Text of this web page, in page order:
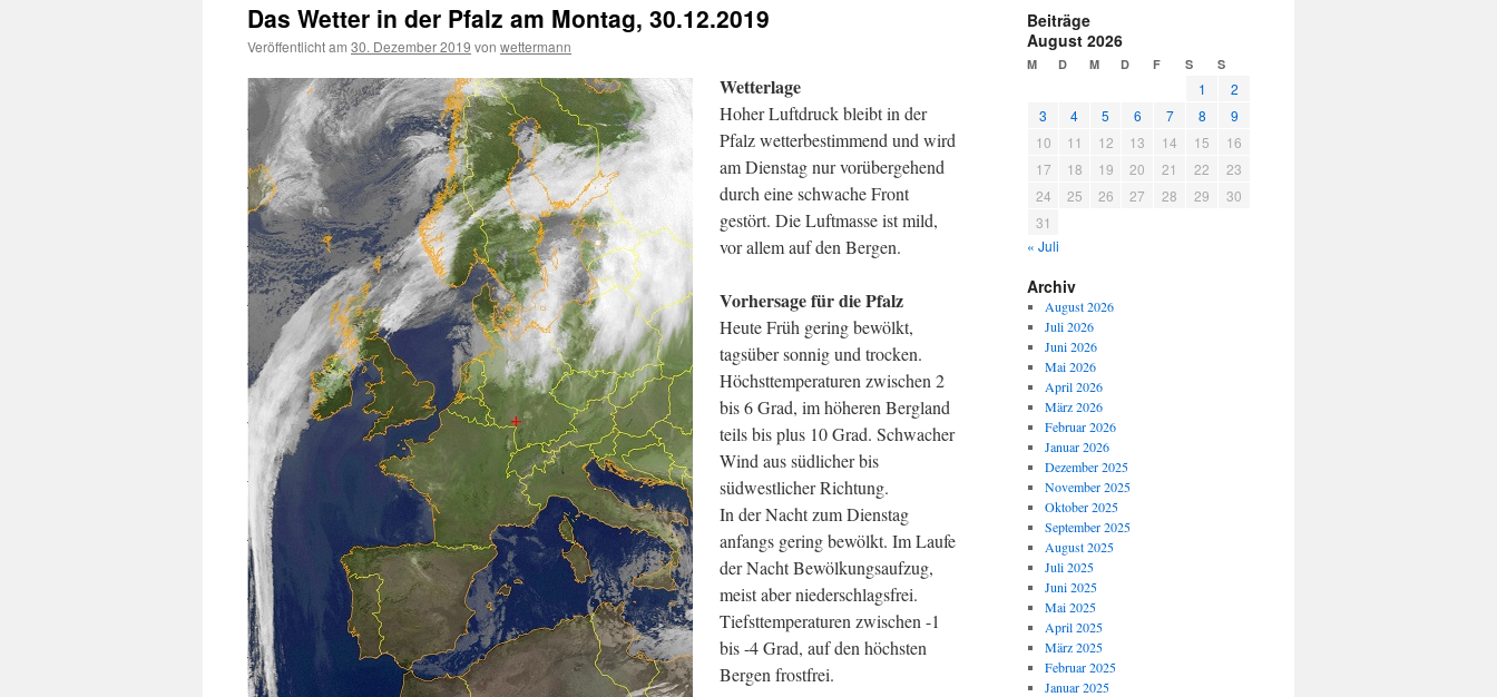
Das Wetter in der Pfalz am Montag, 30.12.2019
Veröffentlicht am 30. Dezember 2019 von wettermann
Wetterlage
Hoher Luftdruck bleibt in der
Pfalz wetterbestimmend und wird
am Dienstag nur vorübergehend
durch eine schwache Front
gestört. Die Luftmasse ist mild,
vor allem auf den Bergen.
Vorhersage für die Pfalz
Heute Früh gering bewölkt,
tagsüber sonnig und trocken.
Höchsttemperaturen zwischen 2
bis 6 Grad, im höheren Bergland
teils bis plus 10 Grad. Schwacher
Wind aus südlicher bis
südwestlicher Richtung.
In der Nacht zum Dienstag
anfangs gering bewölkt. Im Laufe
der Nacht Bewölkungsaufzug,
meist aber niederschlagsfrei.
Tiefsttemperaturen zwischen -1
bis -4 Grad, auf den höchsten
Bergen frostfrei.
Beiträge
August 2026
M D M D F S S
1
2
3
4 5 6 7 8
9
10
11 12 13 14 15
16
17
18 19 20 21 22
23
24
25 26 27 28 29
30
31
« Juli
Archiv
August 2026
Juli 2026
Juni 2026
Mai 2026
April 2026
März 2026
Februar 2026
Januar 2026
Dezember 2025
November 2025
Oktober 2025
September 2025
August 2025
Juli 2025
Juni 2025
Mai 2025
April 2025
März 2025
Februar 2025
Januar 2025